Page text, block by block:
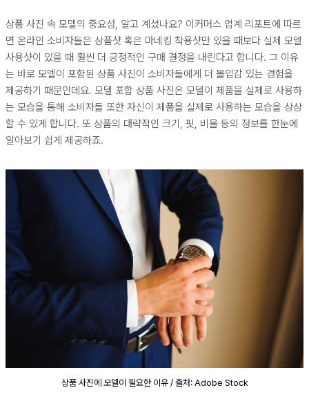
상품 사진 속 모델의 중요성, 알고 계셨나요? 이커머스 업계 리포트에 따르
면 온라인 소비자들은 상품샷 혹은 마네킹 착용샷만 있을 때보다 실제 모델
사용샷이 있을 때 훨씬 더 긍정적인 구매 결정을 내린다고 합니다. 그 이유
는 바로 모델이 포함된 상품 사진이 소비자들에게 더 몰입감 있는 경험을
제공하기 때문인데요. 모델 포함 상품 사진은 모델이 제품을 실제로 사용하
는 모습을 통해 소비자들 또한 자신이 제품을 실제로 사용하는 모습을 상상
할 수 있게 합니다. 또 상품의 대략적인 크기, 핏, 비율 등의 정보를 한눈에
알아보기 쉽게 제공하죠.
상품 사진에 모델이 필요한 이유 / 출처: Adobe Stock